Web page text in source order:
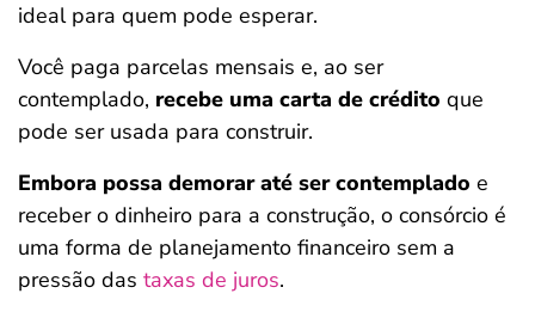
ideal para quem pode esperar.
Você paga parcelas mensais e, ao ser
contemplado, recebe uma carta de crédito que
pode ser usada para construir.
Embora possa demorar até ser contemplado e
receber o dinheiro para a construção, o consórcio é
uma forma de planejamento financeiro sem a
pressão das taxas de juros.